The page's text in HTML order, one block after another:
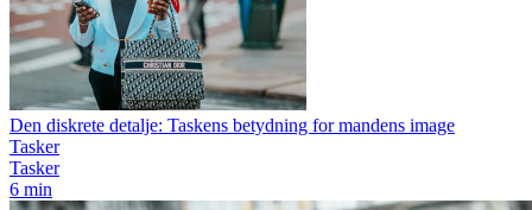
Den diskrete detalje: Taskens betydning for mandens image
Tasker
Tasker
6 min